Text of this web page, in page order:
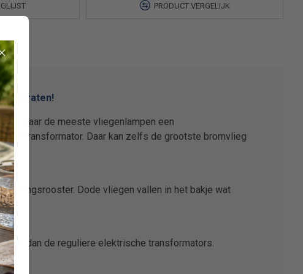
PRODUCT VERGELIJK
waar de meeste vliegenlampen een
transformator. Daar kan zelfs de grootste bromvlieg
Dode vliegen vallen in het bakje wat
dan de reguliere elektrische transformators.